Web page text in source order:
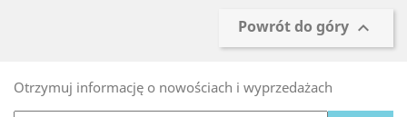
Powrót do góry 
Otrzymuj informację o nowościach i wyprzedażach